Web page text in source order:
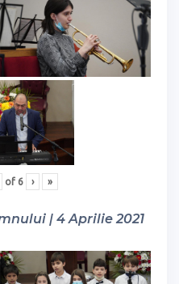
of 6 › »
| 4 Aprilie 2021